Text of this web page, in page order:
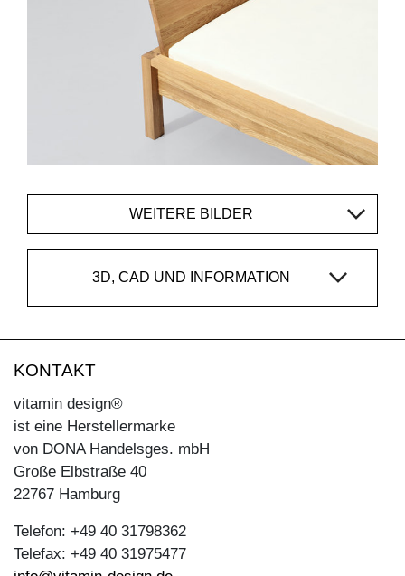
WEITERE BILDER
3D, CAD UND INFORMATION
KONTAKT
vitamin design®
ist eine Herstellermarke
von DONA Handelsges. mbH
Große Elbstraße 40
22767 Hamburg
Telefon: +49 40 31798362
Telefax: +49 40 31975477